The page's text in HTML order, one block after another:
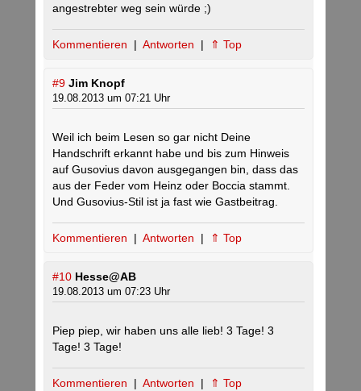
angestrebter weg sein würde ;)
Kommentieren | Antworten | ⇑ Top
#9 Jim Knopf
19.08.2013 um 07:21 Uhr
Weil ich beim Lesen so gar nicht Deine
Handschrift erkannt habe und bis zum Hinweis
auf Gusovius davon ausgegangen bin, dass das
aus der Feder vom Heinz oder Boccia stammt.
Und Gusovius-Stil ist ja fast wie Gastbeitrag.
Kommentieren | Antworten | ⇑ Top
#10 Hesse@AB
19.08.2013 um 07:23 Uhr
Piep piep, wir haben uns alle lieb! 3 Tage! 3
Tage! 3 Tage!
Kommentieren | Antworten | ⇑ Top